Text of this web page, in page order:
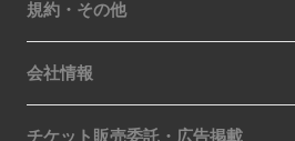
規約・その他
会社情報
チケット販売委託・広告掲載